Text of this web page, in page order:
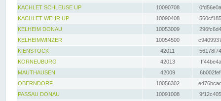
KACHLET SCHLEUSE UP
10090708
KACHLET WEHR UP
10090408
KELHEIM DONAU
10053009
KELHEIMWINZER
10054500
KIENSTOCK
42011
KORNEUBURG
42013
MAUTHAUSEN
42009
OBERNDORF
10056302
PASSAU DONAU
10091008